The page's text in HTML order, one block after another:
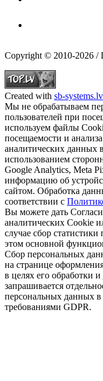
Copyright © 2010-2026 /
Created with sb-systems.lv
Мы не обрабатываем
пользователей при
используем файлы
посещаемости и
аналитических данных
использованием
Google Analytics, Meta
информацию об
сайтом. Обработка
соответствии с
Вы можете дать
аналитических Cookie
случае сбор статистики
этом основной
Сбор персональных
на странице
в целях его обработки и
запрашивается
персональных данных в
требованиями GDPR.